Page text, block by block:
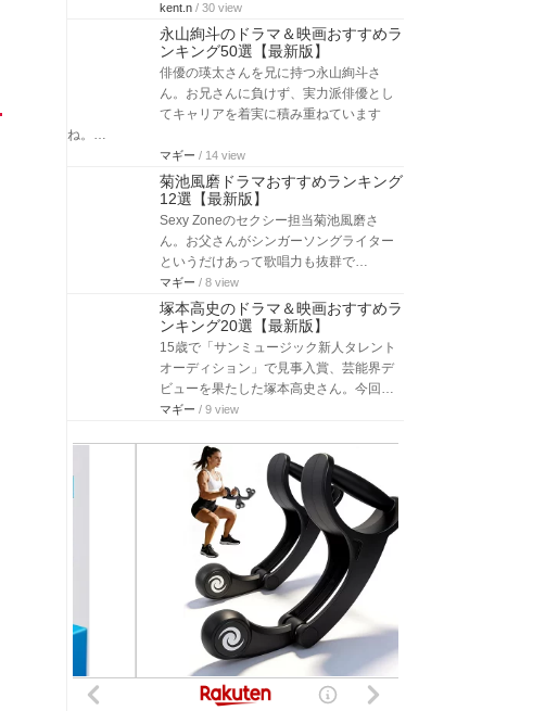
kent.n / 30 view
永山絢斗のドラマ＆映画おすすめラ
ンキング50選【最新版】
俳優の瑛太さんを兄に持つ永山絢斗さ
ん。お兄さんに負けず、実力派俳優とし
てキャリアを着実に積み重ねています
ね。…
マギー / 14 view
菊池風磨ドラマおすすめランキング
12選【最新版】
Sexy Zoneのセクシー担当菊池風磨さ
ん。お父さんがシンガーソングライター
というだけあって歌唱力も抜群で…
マギー / 8 view
塚本高史のドラマ＆映画おすすめラ
ンキング20選【最新版】
15歳で「サンミュージック新人タレント
オーディション」で見事入賞、芸能界デ
ビューを果たした塚本高史さん。今回…
マギー / 9 view